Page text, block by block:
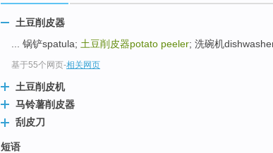
土豆削皮器
... 锅铲spatula; 土豆削皮器potato peeler; 洗碗机
基于55个网页-相关网页
土豆削皮机
马铃薯削皮器
刮皮刀
短语